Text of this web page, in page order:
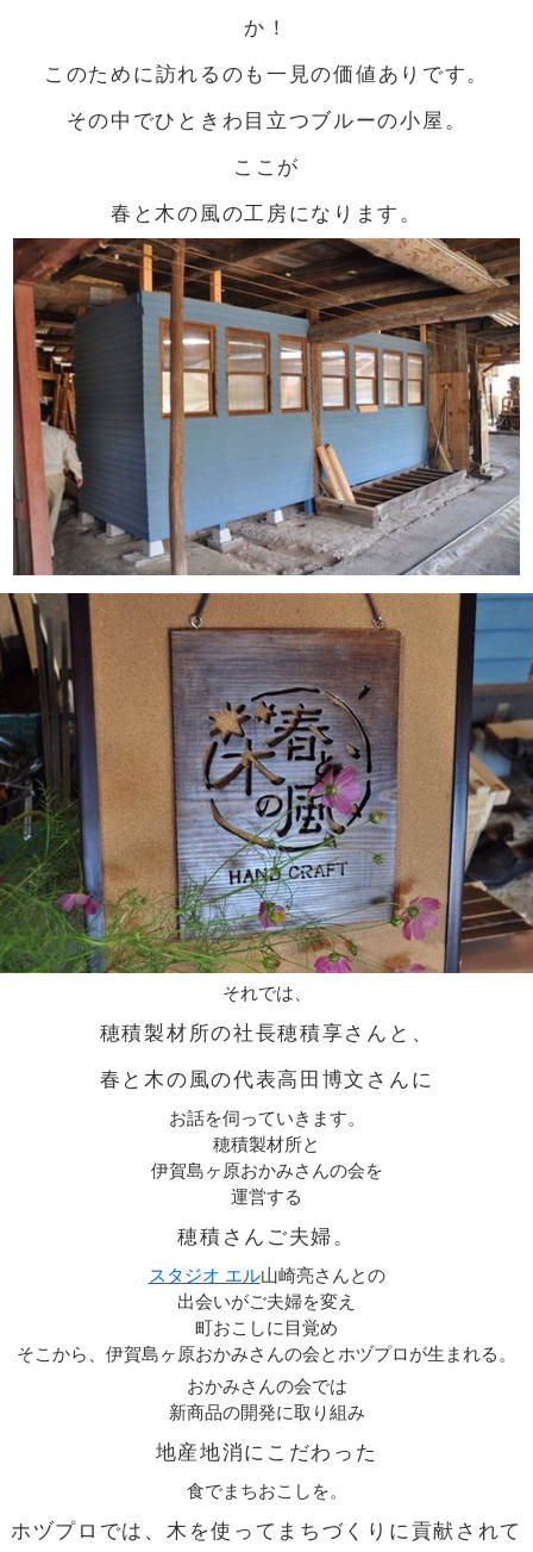
か！
このために訪れるのも一見の価値ありです。
その中でひときわ目立つブルーの小屋。
ここが
春と木の風の工房になります。
それでは、
穂積製材所の社長穂積享さんと、
春と木の風の代表高田博文さんに
お話を伺っていきます。
穂積製材所と
伊賀島ヶ原おかみさんの会を
運営する
穂積さんご夫婦。
スタジオ エル山崎亮さんとの
出会いがご夫婦を変え
町おこしに目覚め
そこから、伊賀島ヶ原おかみさんの会とホヅプロが生まれる。
おかみさんの会では
新商品の開発に取り組み
地産地消にこだわった
食でまちおこしを。
ホヅプロでは、木を使ってまちづくりに貢献されて